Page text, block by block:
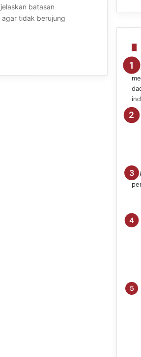
batasan
tidak berujung